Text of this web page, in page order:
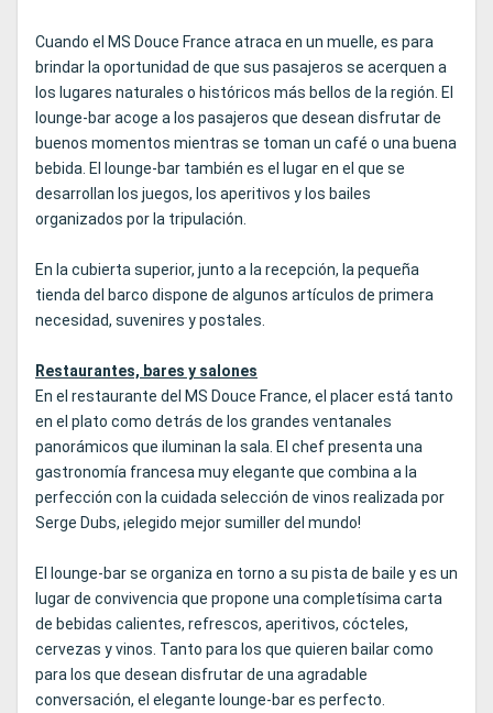
Cuando el MS Douce France atraca en un muelle, es para
brindar la oportunidad de que sus pasajeros se acerquen a
los lugares naturales o históricos más bellos de la región. El
lounge-bar acoge a los pasajeros que desean disfrutar de
buenos momentos mientras se toman un café o una buena
bebida. El lounge-bar también es el lugar en el que se
desarrollan los juegos, los aperitivos y los bailes
organizados por la tripulación.
En la cubierta superior, junto a la recepción, la pequeña
tienda del barco dispone de algunos artículos de primera
necesidad, suvenires y postales.
Restaurantes, bares y salones
En el restaurante del MS Douce France, el placer está tanto
en el plato como detrás de los grandes ventanales
panorámicos que iluminan la sala. El chef presenta una
gastronomía francesa muy elegante que combina a la
perfección con la cuidada selección de vinos realizada por
Serge Dubs, ¡elegido mejor sumiller del mundo!
El lounge-bar se organiza en torno a su pista de baile y es un
lugar de convivencia que propone una completísima carta
de bebidas calientes, refrescos, aperitivos, cócteles,
cervezas y vinos. Tanto para los que quieren bailar como
para los que desean disfrutar de una agradable
conversación, el elegante lounge-bar es perfecto.